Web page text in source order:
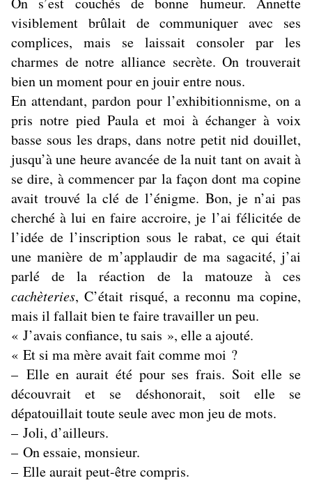
visiblement brûlait de communiquer avec ses
complices, mais se laissait consoler par les
charmes de notre alliance secrète. On trouverait
bien un moment pour en jouir entre nous.
En attendant, pardon pour l’exhibitionnisme, on a
pris notre pied Paula et moi à échanger à voix
basse sous les draps, dans notre petit nid douillet,
jusqu’à une heure avancée de la nuit tant on avait à
se dire, à commencer par la façon dont ma copine
avait trouvé la clé de l’énigme. Bon, je n’ai pas
cherché à lui en faire accroire, je l’ai félicitée de
l’idée de l’inscription sous le rabat, ce qui était
une manière de m’applaudir de ma sagacité, j’ai
parlé de la réaction de la matouze à ces
cachèteries, C’était risqué, a reconnu ma copine,
mais il fallait bien te faire travailler un peu.
« J’avais confiance, tu sais », elle a ajouté.
« Et si ma mère avait fait comme moi ?
– Elle en aurait été pour ses frais. Soit elle se
découvrait et se déshonorait, soit elle se
dépatouillait toute seule avec mon jeu de mots.
– Joli, d’ailleurs.
– On essaie, monsieur.
– Elle aurait peut-être compris.